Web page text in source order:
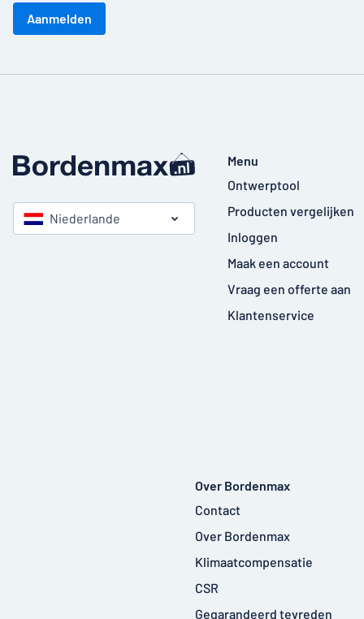
Aanmelden
Niederlande
Menu
Ontwerptool
Producten vergelijken
Inloggen
Maak een account
Vraag een offerte aan
Klantenservice
Over Bordenmax
Contact
Over Bordenmax
Klimaatcompensatie
CSR
Gegarandeerd tevreden